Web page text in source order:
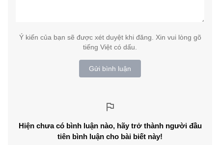
Ý kiến của bạn sẽ được xét duyệt khi đăng. Xin vui lòng gõ
tiếng Việt có dấu.
Gửi bình luận
Hiện chưa có bình luận nào, hãy trở thành người đầu
tiên bình luận cho bài biết này!